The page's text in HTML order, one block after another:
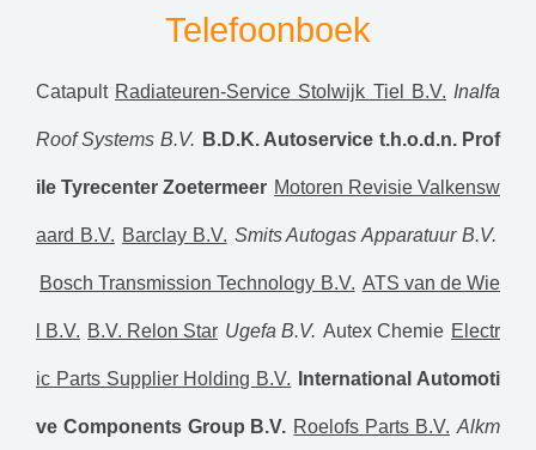
Telefoonboek
Catapult Radiateuren-Service Stolwijk Tiel B.V. Inalfa
Roof Systems B.V. B.D.K. Autoservice t.h.o.d.n. Prof
ile Tyrecenter Zoetermeer Motoren Revisie Valkensw
aard B.V. Barclay B.V. Smits Autogas Apparatuur B.V.
Bosch Transmission Technology B.V. ATS van de Wie
l B.V. B.V. Relon Star Ugefa B.V. Autex Chemie Electr
ic Parts Supplier Holding B.V. International Automoti
ve Components Group B.V. Roelofs Parts B.V. Alkm